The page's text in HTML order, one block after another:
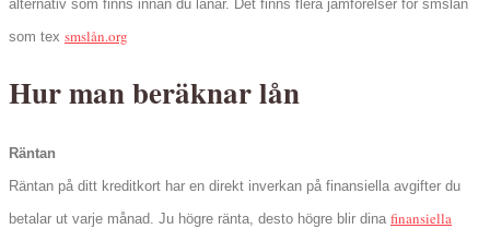
alternativ som finns innan du lånar. Det finns flera jämförelser för smslån
som tex smslån.org
Hur man beräknar lån
Räntan
Räntan på ditt kreditkort har en direkt inverkan på finansiella avgifter du
betalar ut varje månad. Ju högre ränta, desto högre blir dina finansiella